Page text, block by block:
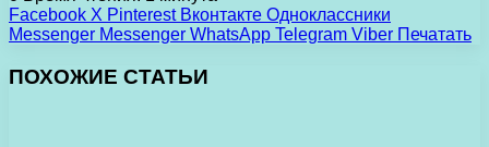
Facebook X Pinterest Вконтакте Одноклассники
Messenger Messenger WhatsApp Telegram Viber Печатать
ПОХОЖИЕ СТАТЬИ